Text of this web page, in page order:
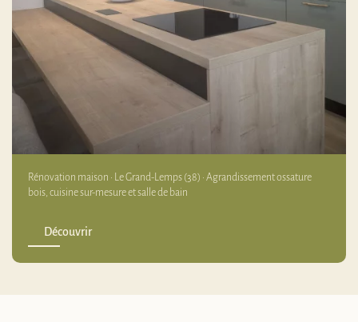
Rénovation maison · Le Grand-Lemps (38) · Agrandissement ossature
bois, cuisine sur-mesure et salle de bain
Découvrir